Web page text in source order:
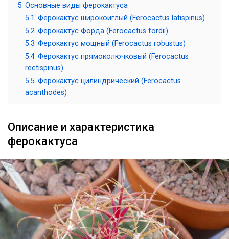
5 Основные виды ферокактуса
5.1 Ферокактус широкоиглый (Ferocactus latispinus)
5.2 Ферокактус Форда (Ferocactus fordii)
5.3 Ферокактус мощный (Ferocactus robustus)
5.4 Ферокактус прямоколючковый (Ferocactus
rectispinus)
5.5 Ферокактус цилиндрический (Ferocactus
acanthodes)
Описание и характеристика
ферокактуса